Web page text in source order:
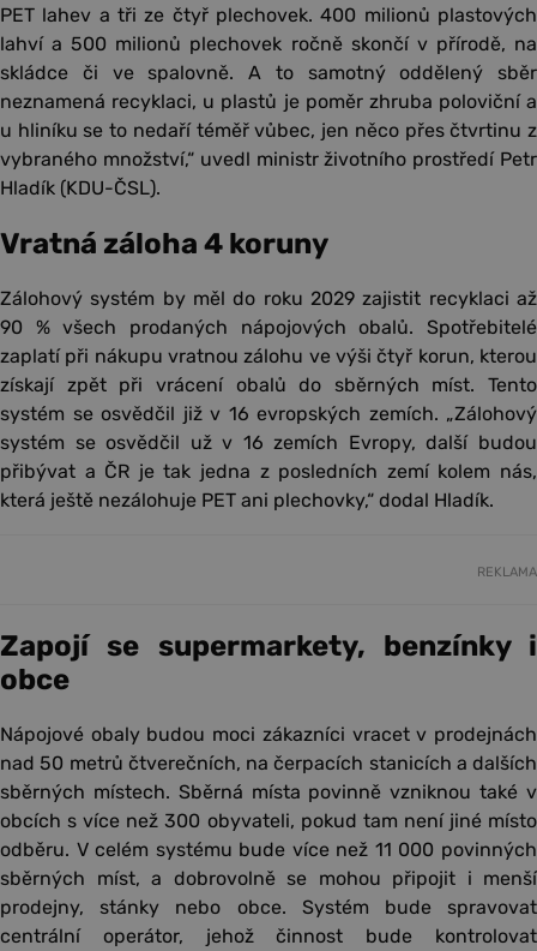
PET lahev a tři ze čtyř plechovek. 400 milionů plastových
lahví a 500 milionů plechovek ročně skončí v přírodě, na
skládce či ve spalovně. A to samotný oddělený sběr
neznamená recyklaci, u plastů je poměr zhruba poloviční a
u hliníku se to nedaří téměř vůbec, jen něco přes čtvrtinu z
vybraného množství,“ uvedl ministr životního prostředí Petr
Hladík (KDU-ČSL).
Vratná záloha 4 koruny
Zálohový systém by měl do roku 2029 zajistit recyklaci až
90 % všech prodaných nápojových obalů. Spotřebitelé
zaplatí při nákupu vratnou zálohu ve výši čtyř korun, kterou
získají zpět při vrácení obalů do sběrných míst. Tento
systém se osvědčil již v 16 evropských zemích. „Zálohový
systém se osvědčil už v 16 zemích Evropy, další budou
přibývat a ČR je tak jedna z posledních zemí kolem nás,
která ještě nezálohuje PET ani plechovky,“ dodal Hladík.
REKLAMA
Zapojí se supermarkety, benzínky i
obce
Nápojové obaly budou moci zákazníci vracet v prodejnách
nad 50 metrů čtverečních, na čerpacích stanicích a dalších
sběrných místech. Sběrná místa povinně vzniknou také v
obcích s více než 300 obyvateli, pokud tam není jiné místo
odběru. V celém systému bude více než 11 000 povinných
sběrných míst, a dobrovolně se mohou připojit i menší
prodejny, stánky nebo obce. Systém bude spravovat
centrální operátor, jehož činnost bude kontrolovat